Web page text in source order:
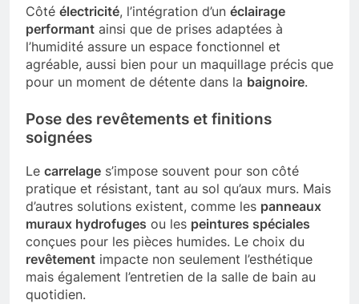
Côté électricité, l’intégration d’un éclairage
performant ainsi que de prises adaptées à
l’humidité assure un espace fonctionnel et
agréable, aussi bien pour un maquillage précis que
pour un moment de détente dans la baignoire.
Pose des revêtements et finitions
soignées
Le carrelage s’impose souvent pour son côté
pratique et résistant, tant au sol qu’aux murs. Mais
d’autres solutions existent, comme les panneaux
muraux hydrofuges ou les peintures spéciales
conçues pour les pièces humides. Le choix du
revêtement impacte non seulement l’esthétique
mais également l’entretien de la salle de bain au
quotidien.